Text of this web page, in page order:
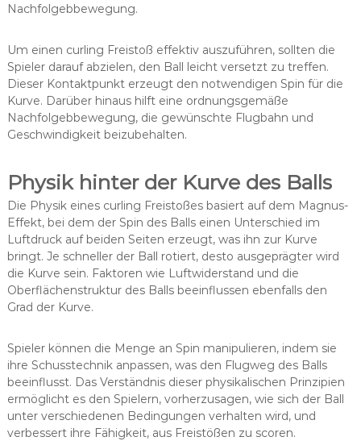
Nachfolgebbewegung.
Um einen curling Freistoß effektiv auszuführen, sollten die
Spieler darauf abzielen, den Ball leicht versetzt zu treffen.
Dieser Kontaktpunkt erzeugt den notwendigen Spin für die
Kurve. Darüber hinaus hilft eine ordnungsgemäße
Nachfolgebbewegung, die gewünschte Flugbahn und
Geschwindigkeit beizubehalten.
Physik hinter der Kurve des Balls
Die Physik eines curling Freistoßes basiert auf dem Magnus-
Effekt, bei dem der Spin des Balls einen Unterschied im
Luftdruck auf beiden Seiten erzeugt, was ihn zur Kurve
bringt. Je schneller der Ball rotiert, desto ausgeprägter wird
die Kurve sein. Faktoren wie Luftwiderstand und die
Oberflächenstruktur des Balls beeinflussen ebenfalls den
Grad der Kurve.
Spieler können die Menge an Spin manipulieren, indem sie
ihre Schusstechnik anpassen, was den Flugweg des Balls
beeinflusst. Das Verständnis dieser physikalischen Prinzipien
ermöglicht es den Spielern, vorherzusagen, wie sich der Ball
unter verschiedenen Bedingungen verhalten wird, und
verbessert ihre Fähigkeit, aus Freistößen zu scoren.